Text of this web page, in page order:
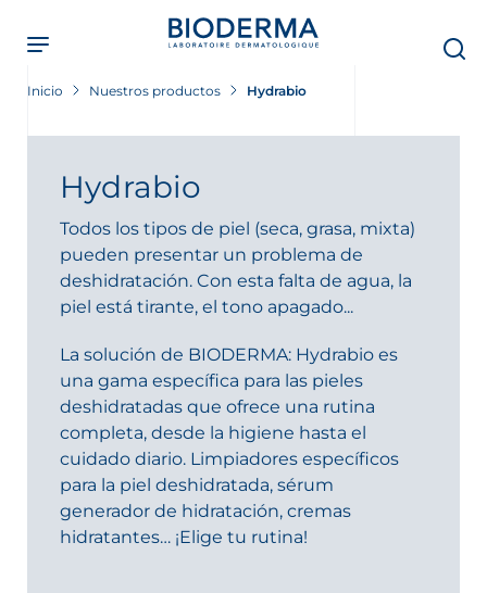
main
content
Inicio Nuestros productos Hydrabio
Hydrabio
Todos los tipos de piel (seca, grasa, mixta)
pueden presentar un problema de
deshidratación. Con esta falta de agua, la
piel está tirante, el tono apagado...
La solución de BIODERMA: Hydrabio es
una gama específica para las pieles
deshidratadas que ofrece una rutina
completa, desde la higiene hasta el
cuidado diario. Limpiadores específicos
para la piel deshidratada, sérum
generador de hidratación, cremas
hidratantes… ¡Elige tu rutina!